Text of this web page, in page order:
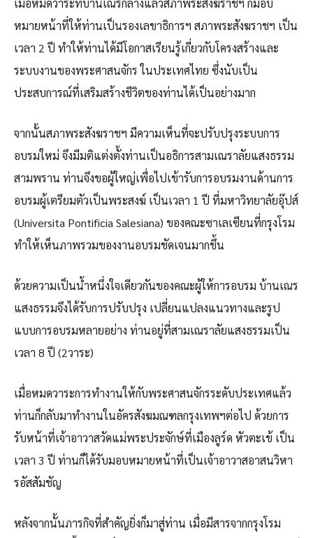
เมื่อหมดวาระที่บ้านเณรกลางแล้วสภาพระสังฆราชฯ ก็มอบ
หมายหน้าที่ให้ท่านเป็นรองเลขาธิการฯ สภาพระสังฆราชฯ เป็น
เวลา 2 ปี ทำให้ท่านได้มีโอกาสเรียนรู้เกี่ยวกับโครงสร้างและ
ระบบงานของพระศาสนจักร ในประเทศไทย ซึ่งนับเป็น
ประสบการณ์ที่เสริมสร้างชีวิตของท่านได้เป็นอย่างมาก
จากนั้นสภาพระสังฆราชฯ มีความเห็นที่จะปรับปรุงระบบการ
อบรมใหม่ จึงมีมติแต่งตั้งท่านเป็นอธิการสามเณราลัยแสงธรรม
สามพราน ท่านจึงขอผู้ใหญ่เพื่อไปเข้ารับการอบรมงานด้านการ
อบรมผู้เตรียมตัวเป็นพระสงฆ์ เป็นเวลา 1 ปี ที่มหาวิทยาลัยอุ๊ปส์
(Universita Pontificia Salesiana) ของคณะซาเลเซียนที่กรุงโรม
ทำให้เห็นภาพรวมของงานอบรมชัดเจนมากขึ้น
ด้วยความเป็นน้ำหนึ่งใจเดียวกันของคณะผู้ให้การอบรม บ้านเณร
แสงธรรมจึงได้รับการปรับปรุง เปลี่ยนแปลงแนวทางและรูป
แบบการอบรมหลายอย่าง ท่านอยู่ที่สามเณราลัยแสงธรรมเป็น
เวลา 8 ปี (2วาระ)
เมื่อหมดวาระการทำงานให้กับพระศาสนจักรระดับประเทศแล้ว
ท่านก็กลับมาทำงานในอัครสังฆมณฑลกรุงเทพฯต่อไป ด้วยการ
รับหน้าที่เจ้าอาวาสวัดแม่พระประจักษ์ที่เมืองลูร์ด หัวตะเข้ เป็น
เวลา 3 ปี ท่านก็ได้รับมอบหมายหน้าที่เป็นเจ้าอาวาสอาสนวิหา
รอัสสัมชัญ
หลังจากนั้นภารกิจที่สำคัญยิ่งก็มาสู่ท่าน เมื่อมีสารจากกรุงโรม